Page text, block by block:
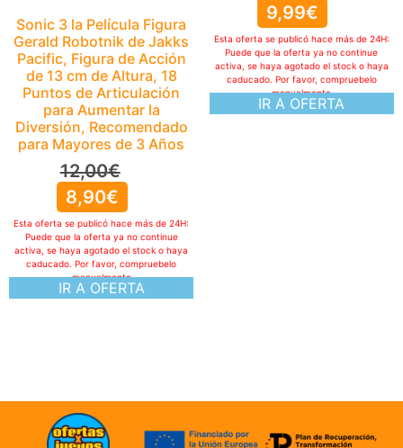
IR A OFERTA
Esta oferta se publicó hace más de 24H:
Puede que la oferta ya no continue
activa, se haya agotado el stock o haya
caducado. Por favor, compruebelo
manualmente
9,99€
IR A OFERTA
Esta oferta se publicó hace más de 24H:
Puede que la oferta ya no continue
activa, se haya agotado el stock o haya
caducado. Por favor, compruebelo
manualmente